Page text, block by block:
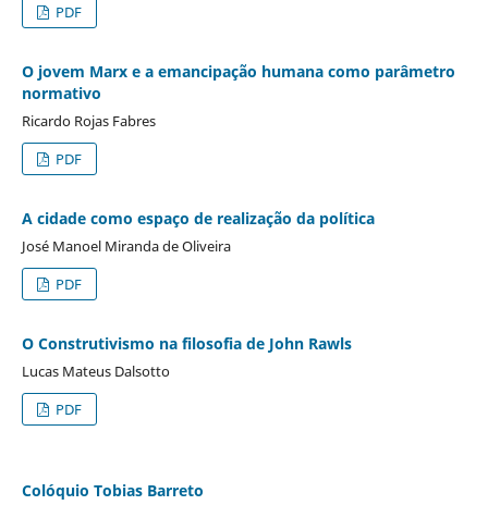
PDF
O jovem Marx e a emancipação humana como parâmetro
normativo
Ricardo Rojas Fabres
PDF
A cidade como espaço de realização da política
José Manoel Miranda de Oliveira
PDF
O Construtivismo na filosofia de John Rawls
Lucas Mateus Dalsotto
PDF
Colóquio Tobias Barreto